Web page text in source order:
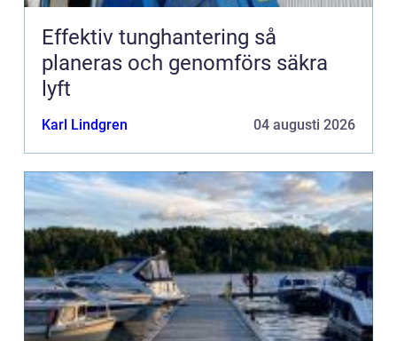
Effektiv tunghantering så
planeras och genomförs säkra
lyft
Karl Lindgren 04 augusti 2026